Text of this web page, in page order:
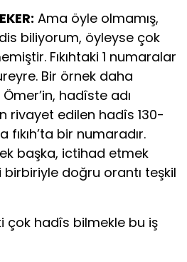
Ama öyle olmamış,
biliyorum, öyleyse çok
Fıkıhtaki 1 numaralar
Bir örnek daha
hadîste adı
rivayet edilen hadîs 130-
fıkıh’ta bir numaradır.
başka, ictihad etmek
birbiriyle doğru orantı teşkil
çok hadîs bilmekle bu iş